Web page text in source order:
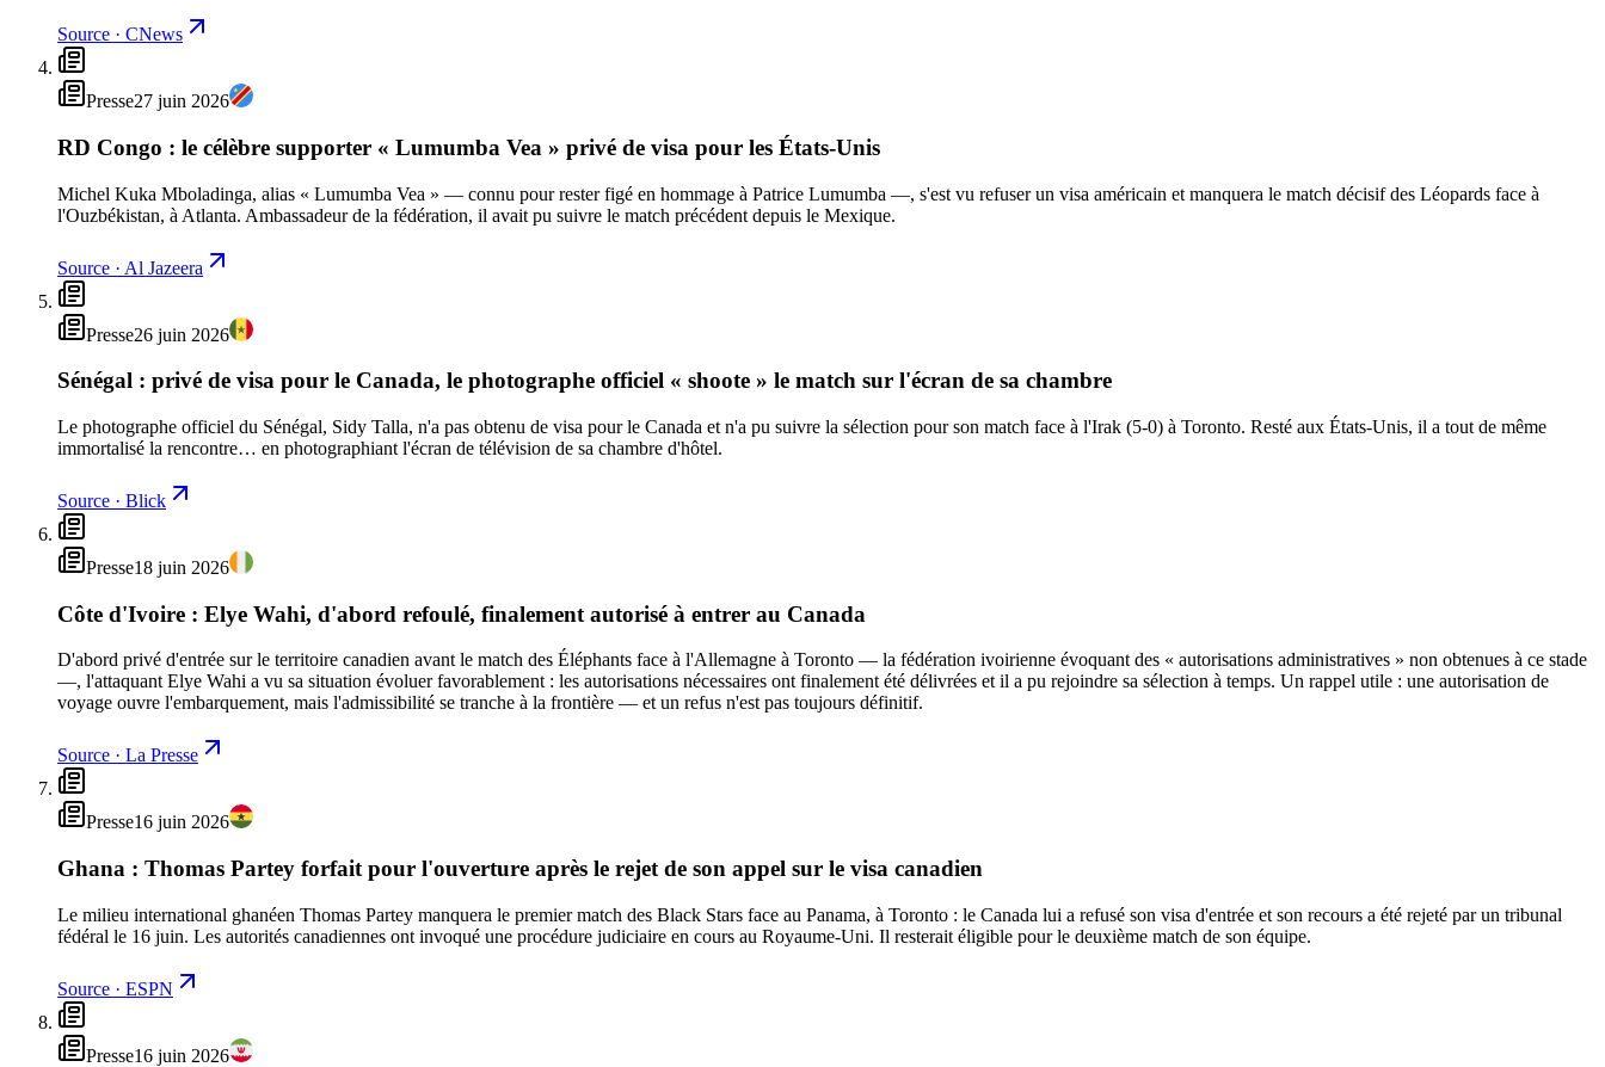
Source · CNews
Presse27 juin 2026
RD Congo : le célèbre supporter « Lumumba Vea » privé de visa pour les États-Unis
Michel Kuka Mboladinga, alias « Lumumba Vea » — connu pour rester figé en hommage à Patrice Lumumba —, s'est vu refuser un visa américain et manquera le match décisif des Léopards face à
l'Ouzbékistan, à Atlanta. Ambassadeur de la fédération, il avait pu suivre le match précédent depuis le Mexique.
Source · Al Jazeera
Presse26 juin 2026
Sénégal : privé de visa pour le Canada, le photographe officiel « shoote » le match sur l'écran de sa chambre
Le photographe officiel du Sénégal, Sidy Talla, n'a pas obtenu de visa pour le Canada et n'a pu suivre la sélection pour son match face à l'Irak (5-0) à Toronto. Resté aux États-Unis, il a tout de même
immortalisé la rencontre… en photographiant l'écran de télévision de sa chambre d'hôtel.
Source · Blick
Presse18 juin 2026
Côte d'Ivoire : Elye Wahi, d'abord refoulé, finalement autorisé à entrer au Canada
D'abord privé d'entrée sur le territoire canadien avant le match des Éléphants face à l'Allemagne à Toronto — la fédération ivoirienne évoquant des « autorisations administratives » non obtenues à ce stade
—, l'attaquant Elye Wahi a vu sa situation évoluer favorablement : les autorisations nécessaires ont finalement été délivrées et il a pu rejoindre sa sélection à temps. Un rappel utile : une autorisation de
voyage ouvre l'embarquement, mais l'admissibilité se tranche à la frontière — et un refus n'est pas toujours définitif.
Source · La Presse
Presse16 juin 2026
Ghana : Thomas Partey forfait pour l'ouverture après le rejet de son appel sur le visa canadien
Le milieu international ghanéen Thomas Partey manquera le premier match des Black Stars face au Panama, à Toronto : le Canada lui a refusé son visa d'entrée et son recours a été rejeté par un tribunal
fédéral le 16 juin. Les autorités canadiennes ont invoqué une procédure judiciaire en cours au Royaume-Uni. Il resterait éligible pour le deuxième match de son équipe.
Source · ESPN
Presse16 juin 2026